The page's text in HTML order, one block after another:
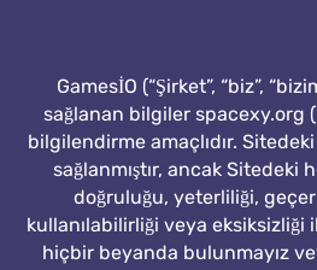
GamesİO (“Şirket”, “biz”,
sağlanan bilgiler spacexy.org
bilgilendirme amaçlıdır.
sağlanmıştır, ancak
doğruluğu, yeterliliği,
kullanılabilirliği veya eksiksizliği
hiçbir beyanda bulunmayız